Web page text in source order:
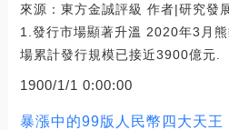
來源：東方金誠評級 作者|研究發
1.發行市場顯著升溫 2020年3月
場累計發行規模已接近3900億元.
1900/1/1 0:00:00
暴漲中的99版人民幣四大天王